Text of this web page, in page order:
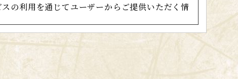
の利用を通じてユーザーからご提供いただく情
する情報
る情報
ー情報等決済手段に関する情報